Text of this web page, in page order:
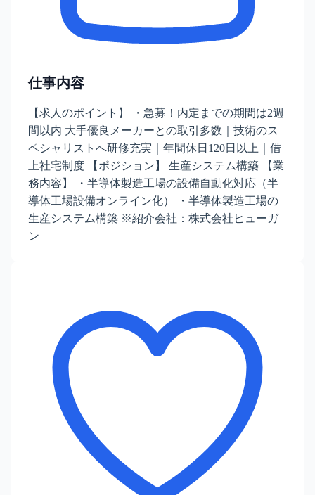
仕事内容
【求人のポイント】 ・急募！内定までの期間は2週
間以内 大手優良メーカーとの取引多数｜技術のス
ペシャリストへ研修充実｜年間休日120日以上｜借
上社宅制度 【ポジション】 生産システム構築 【業
務内容】 ・半導体製造工場の設備自動化対応（半
導体工場設備オンライン化） ・半導体製造工場の
生産システム構築 ※紹介会社：株式会社ヒューガ
ン